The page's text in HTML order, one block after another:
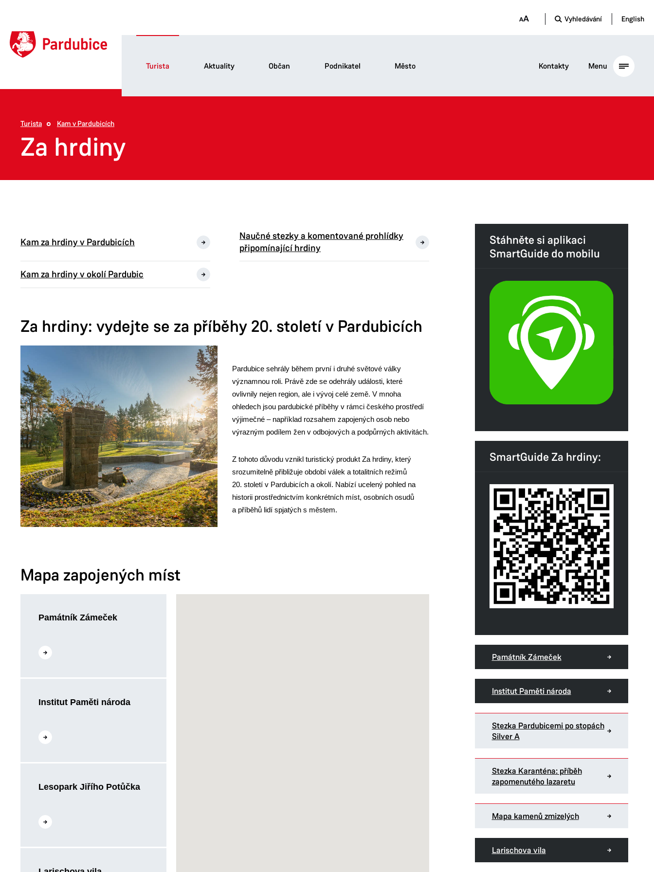
Vyhledávání English
Turista Aktuality Občan Podnikatel Město Kontakty Menu
Turista Kam v Pardubicích
Za hrdiny
Kam za hrdiny v Pardubicích
Naučné stezky a komentované prohlídky
připomínající hrdiny
Kam za hrdiny v okolí Pardubic
Za hrdiny: vydejte se za příběhy 20. století v Pardubicích
Pardubice sehrály během první i druhé světové války
významnou roli. Právě zde se odehrály události, které
ovlivnily nejen region, ale i vývoj celé země. V mnoha
ohledech jsou pardubické příběhy v rámci českého prostředí
výjimečné – například rozsahem zapojených osob nebo
výrazným podílem žen v odbojových a podpůrných aktivitách.
Z tohoto důvodu vznikl turistický produkt Za hrdiny, který
srozumitelně přibližuje období válek a totalitních režimů
20. století v Pardubicích a okolí. Nabízí ucelený pohled na
historii prostřednictvím konkrétních míst, osobních osudů
a příběhů lidí spjatých s městem.
Mapa zapojených míst
Památník Zámeček
Přejít na web
Institut Paměti národa
Přejít na web
Lesopark Jiřího Potůčka
Přejít na web
Stáhněte si aplikaci
SmartGuide do mobilu
SmartGuide Za hrdiny:
Památník Zámeček
Institut Paměti národa
Stezka Pardubicemi po stopách
Silver A
Stezka Karanténa: příběh
zapomenutého lazaretu
Mapa kamenů zmizelých
Larischova vila